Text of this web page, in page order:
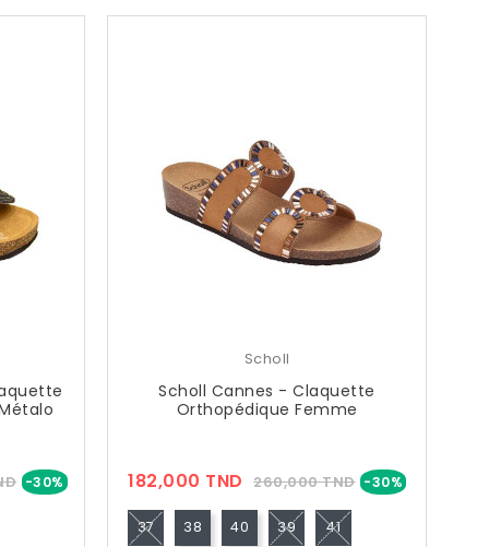
-30% Prix
Scholl
Scholl Cannes - Claquette
Orthopédique Femme
182,000 TND Prix
Public
260,000 TND -30%Prix
37 38 40 39 41